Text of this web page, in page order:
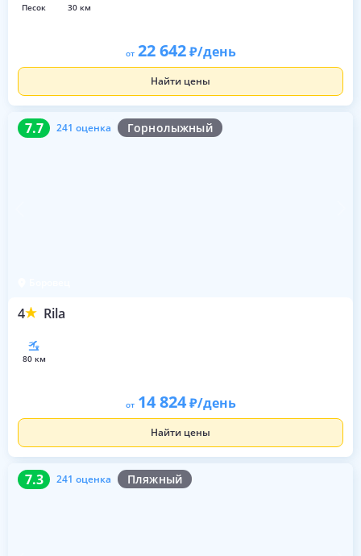
песок 30 км
от 22 642 /день
Найти цены
7.7 241 оценка Горнолыжный
4 Rila
7.7 241 оценка
80 км
от 14 824 /день
Найти цены
7.3 241 оценка Пляжный
7.3 241 оценка